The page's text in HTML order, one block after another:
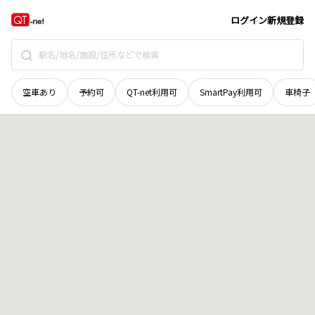
ログイン新規登録
空車あり 予約可 QT-net利用可 SmartPay利用可 車椅子
鳥取県